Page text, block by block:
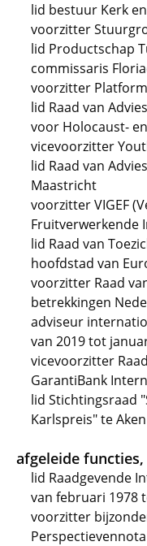
lid bestuur Kerk
voorzitter
lid Productschap
commissaris
voorzitter
lid Raad van
voor Holocaust-
vicevoorzitter
lid Raad van
Maastricht
voorzitter VIGEF
Fruitverwerkende
lid Raad van
hoofdstad van
voorzitter Raad
betrekkingen
adviseur
van 2019 tot
vicevoorzitter
GarantiBank
lid Stichtingsraad
Karlspreis" te Aken
afgeleide
lid Raadgevende
van februari 1978
voorzitter